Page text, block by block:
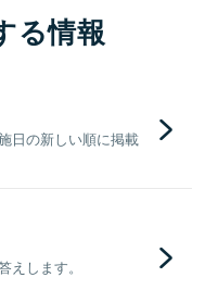
る情報
日の新しい順に掲載
します。